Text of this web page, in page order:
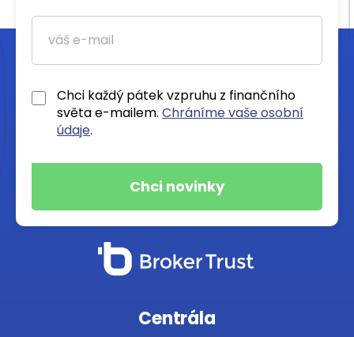
Chci každý pátek vzpruhu z finančního
světa e-mailem. Chráníme vaše osobní
údaje.
Centrála